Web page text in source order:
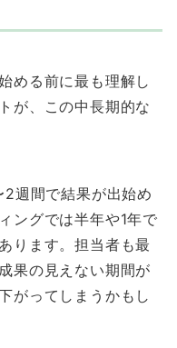
める前に最も理解し
が、この中長期的な
週間で結果が出始め
ングでは半年や1年で
ります。担当者も最
果の見えない期間が
がってしまうかもし